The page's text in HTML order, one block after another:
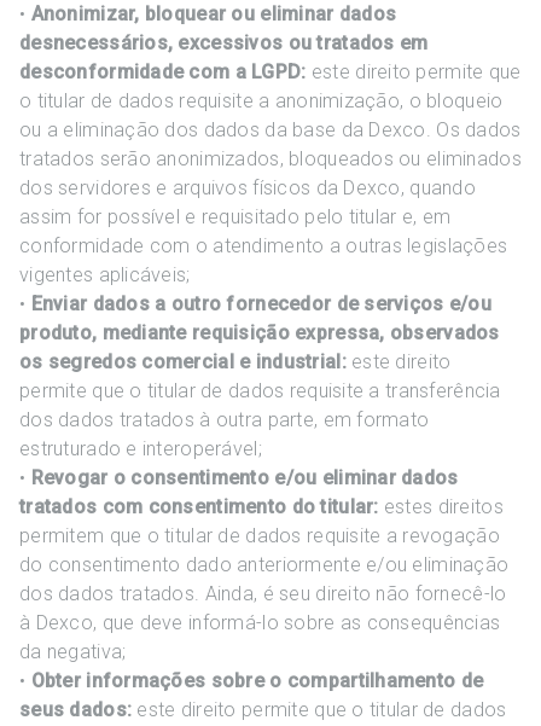
• Anonimizar, bloquear ou eliminar dados
desnecessários, excessivos ou tratados em
desconformidade com a LGPD: este direito permite que
o titular de dados requisite a anonimização, o bloqueio
ou a eliminação dos dados da base da Dexco. Os dados
tratados serão anonimizados, bloqueados ou eliminados
dos servidores e arquivos físicos da Dexco, quando
assim for possível e requisitado pelo titular e, em
conformidade com o atendimento a outras legislações
vigentes aplicáveis;
• Enviar dados a outro fornecedor de serviços e/ou
produto, mediante requisição expressa, observados
os segredos comercial e industrial:este direito
permite que o titular de dados requisite a transferência
dos dados tratados à outra parte, em formato
estruturado e interoperável;
• Revogar o consentimento e/ou eliminar dados
tratados com consentimento do titular: estes direitos
permitem que o titular de dados requisite a revogação
do consentimento dado anteriormente e/ou eliminação
dos dados tratados. Ainda, é seu direito não fornecê-lo
à Dexco, que deve informá-lo sobre as consequências
da negativa;
• Obter informações sobre o compartilhamento de
seus dados: este direito permite que o titular de dados